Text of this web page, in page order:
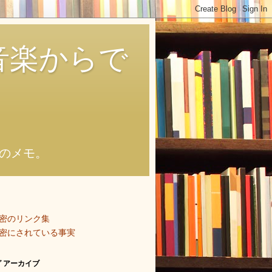
楽からで
メモ。
のリンク集
にされている事実
アーカイブ